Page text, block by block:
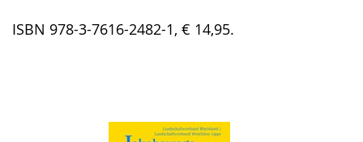
ISBN 978-3-7616-2482-1, € 14,95.